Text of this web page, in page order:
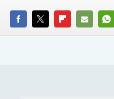
FACEBOOKTWITTERFLIPBOARD
E-